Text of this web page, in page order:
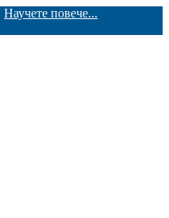
Научете повече...